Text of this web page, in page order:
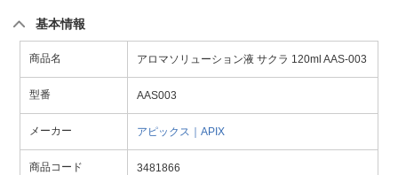
基本情報
商品名 アロマソリューション液 サクラ 120ml AAS-003
型番 AAS003
メーカー アピックス｜APIX
商品コード 3481866